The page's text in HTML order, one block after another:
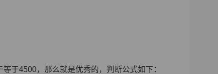
于4500，那么就是优秀的，判断公式如下：